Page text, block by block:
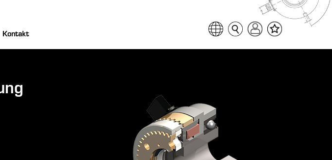
Kontakt Sprache auswählen
Seitensuche
Login
Favoritenliste